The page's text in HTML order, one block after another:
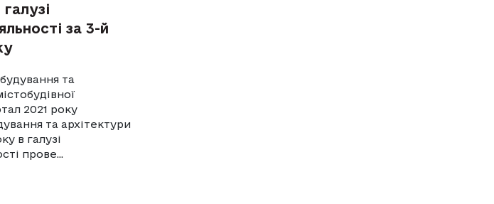
за 3-й
та
2021 року
та архітектури
в галузі
прове...